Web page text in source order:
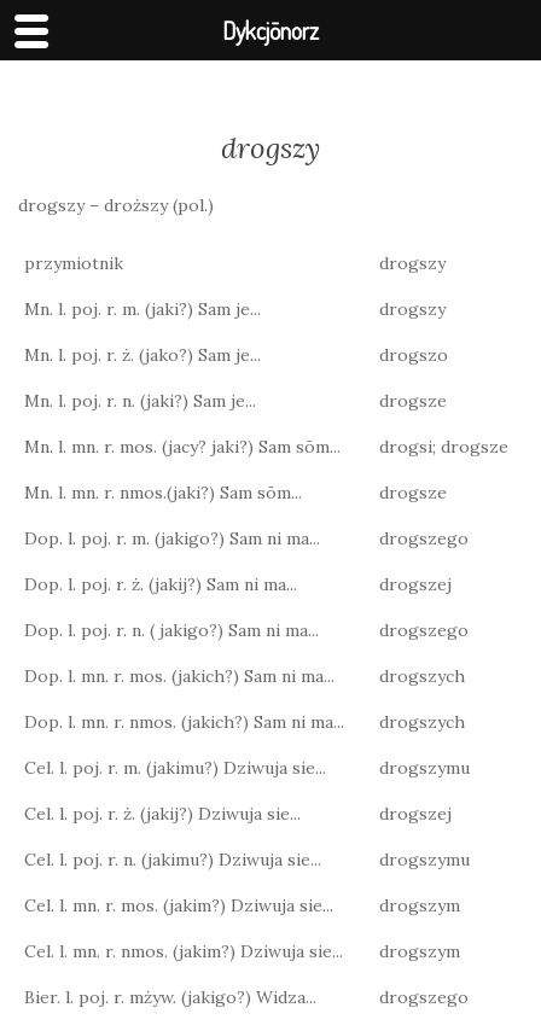
drogszy
drogszy – droższy (pol.)
przymiotnik drogszy
Mn. l. poj. r. m. (jaki?) Sam je... drogszy
Mn. l. poj. r. ż. (jako?) Sam je... drogszo
Mn. l. poj. r. n. (jaki?) Sam je... drogsze
Mn. l. mn. r. mos. (jacy? jaki?) Sam sōm... drogsi; drogsze
Mn. l. mn. r. nmos.(jaki?) Sam sōm... drogsze
Dop. l. poj. r. m. (jakigo?) Sam ni ma... drogszego
Dop. l. poj. r. ż. (jakij?) Sam ni ma... drogszej
Dop. l. poj. r. n. ( jakigo?) Sam ni ma... drogszego
Dop. l. mn. r. mos. (jakich?) Sam ni ma... drogszych
Dop. l. mn. r. nmos. (jakich?) Sam ni ma... drogszych
Cel. l. poj. r. m. (jakimu?) Dziwuja sie... drogszymu
Cel. l. poj. r. ż. (jakij?) Dziwuja sie... drogszej
Cel. l. poj. r. n. (jakimu?) Dziwuja sie... drogszymu
Cel. l. mn. r. mos. (jakim?) Dziwuja sie... drogszym
Cel. l. mn. r. nmos. (jakim?) Dziwuja sie... drogszym
Bier. l. poj. r. mżyw. (jakigo?) Widza... drogszego
Dykcjōnorz